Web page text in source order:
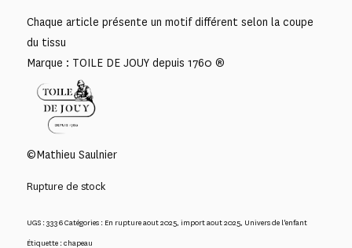
Chaque article présente un motif différent selon la coupe
du tissu
Marque : TOILE DE JOUY depuis 1760 ®
©Mathieu Saulnier
Rupture de stock
UGS :3336Catégories : En rupture aout 2025, import aout 2025, Univers de l'enfant
Étiquette :chapeau